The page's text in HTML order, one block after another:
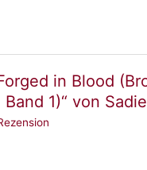
in Blood
1)“ von